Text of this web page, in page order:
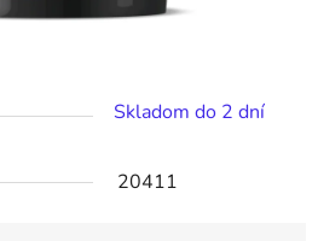
Skladom do 2 dní
20411